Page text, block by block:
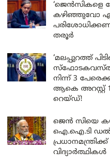
‘ജെൻസികളെ
കഴിഞ്ഞുവോ
തരൂർ
‘മലപ്പുറത്ത്
സ്ഫോടകവസ്തു
നിന്ന് 3
ആകെ അറസ്റ്റ്
റെയ്ഡ്!
ജെൻ സിയെ
ഐ.ഐ.ടി
വിദ്യാർത്ഥികൾ